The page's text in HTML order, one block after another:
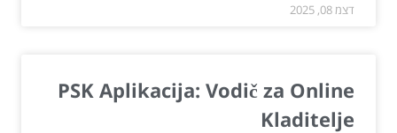
דצמ 08, 2025
PSK Aplikacija: Vodič za Online
Kladitelje